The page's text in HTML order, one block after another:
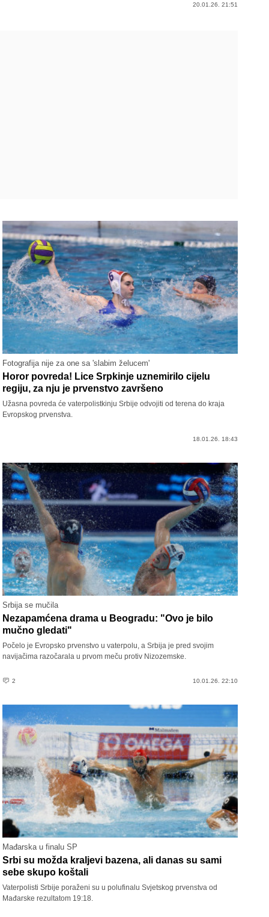
20.01.26. 21:51
Fotografija nije za one sa 'slabim želucem'
Horor povreda! Lice Srpkinje uznemirilo cijelu
regiju, za nju je prvenstvo završeno
Užasna povreda će vaterpolistkinju Srbije odvojiti od terena do kraja
Evropskog prvenstva.
18.01.26. 18:43
Srbija se mučila
Nezapamćena drama u Beogradu: "Ovo je bilo
mučno gledati"
Počelo je Evropsko prvenstvo u vaterpolu, a Srbija je pred svojim
navijačima razočarala u prvom meču protiv Nizozemske.
2 10.01.26. 22:10
Mađarska u finalu SP
Srbi su možda kraljevi bazena, ali danas su sami
sebe skupo koštali
Vaterpolisti Srbije poraženi su u polufinalu Svjetskog prvenstva od
Mađarske rezultatom 19:18.